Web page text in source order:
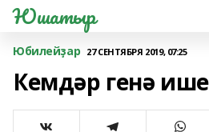
Юшатыр
Юбилейҙар 27 СЕНТЯБРЯ 2019, 07:25
Кемдәр генә